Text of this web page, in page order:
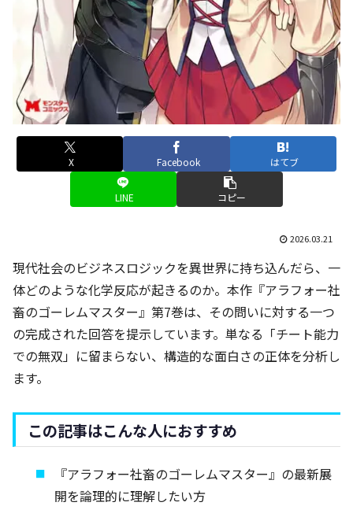
X Facebook はてブ
LINE コピー
2026.03.21
現代社会のビジネスロジックを異世界に持ち込んだら、一
体どのような化学反応が起きるのか。本作『アラフォー社
畜のゴーレムマスター』第7巻は、その問いに対する一つ
の完成された回答を提示しています。単なる「チート能力
での無双」に留まらない、構造的な面白さの正体を分析し
ます。
この記事はこんな人におすすめ
『アラフォー社畜のゴーレムマスター』の最新展
開を論理的に理解したい方